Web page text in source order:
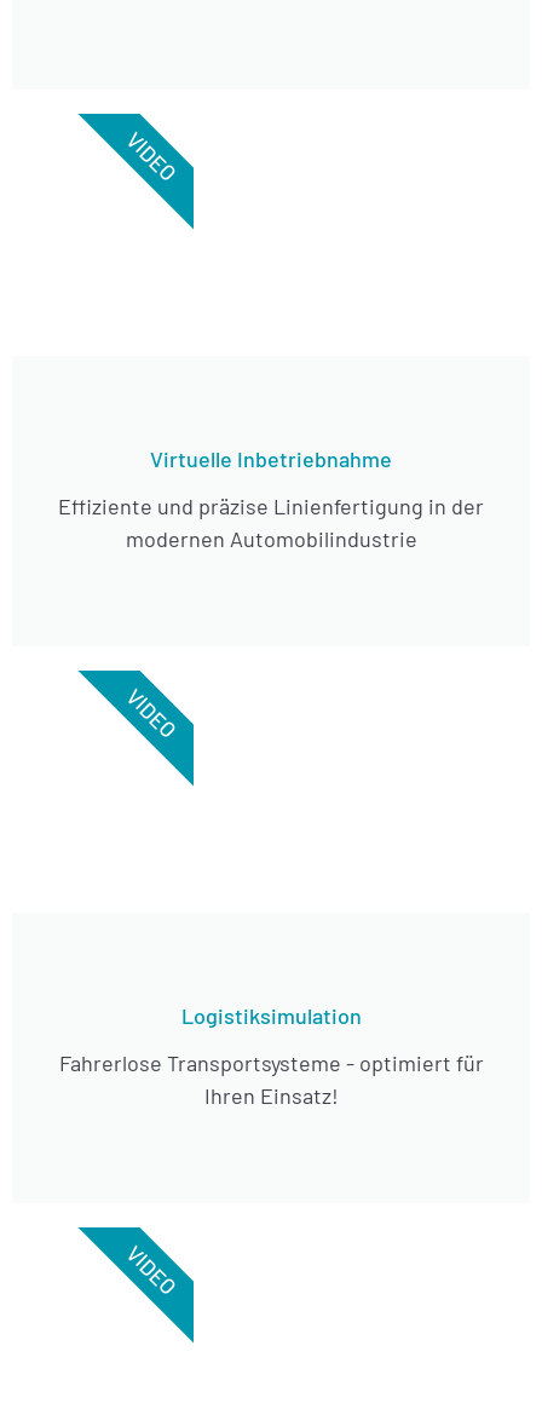
Virtuelle Inbetriebnahme
Effiziente und präzise Linienfertigung in der
modernen Automobilindustrie
VIDEO
Logistiksimulation
Fahrerlose Transportsysteme - optimiert für
Ihren Einsatz!
VIDEO
VIDEO